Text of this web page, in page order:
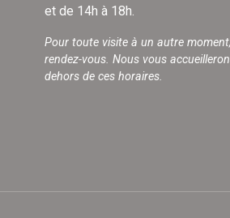
et de 14h à 18h.
Pour toute visite à un autre
rendez-vous. Nous vous
dehors de ces horaires.